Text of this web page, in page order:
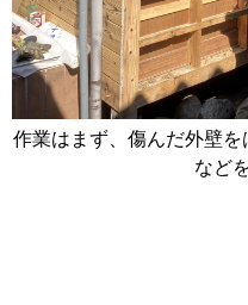
作業はまず、傷んだ外壁
など